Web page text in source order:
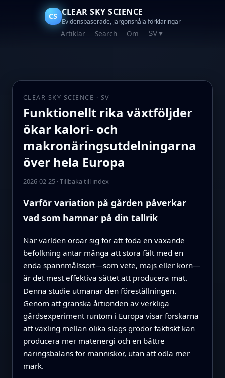
CS CLEAR SKY SCIENCE
Evidensbaserade, jargonsnåla förklaringar
Artiklar Search Om SV ▼
CLEAR SKY SCIENCE · SV
Funktionellt rika växtföljder
ökar kalori- och
makronäringsutdelningarna
över hela Europa
2026-02-25·Tillbaka till index
Varför variation på gården påverkar
vad som hamnar på din tallrik
När världen oroar sig för att föda en växande
befolkning antar många att stora fält med en
enda spannmålssort—som vete, majs eller korn—
är det mest effektiva sättet att producera mat.
Denna studie utmanar den föreställningen.
Genom att granska årtionden av verkliga
gårdsexperiment runtom i Europa visar forskarna
att växling mellan olika slags grödor faktiskt kan
producera mer matenergi och en bättre
näringsbalans för människor, utan att odla mer
mark.